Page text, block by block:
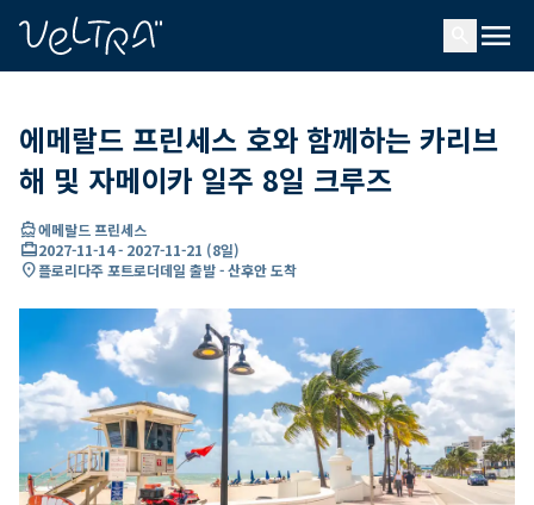
menu
에메랄드 프린세스 호와 함께하는 카리브
해 및 자메이카 일주 8일 크루즈
directions_boat에메랄드 프린세스
card_travel2027-11-14- 2027-11-21 (8일)
location_on플로리다주 포트로더데일 출발 - 산후안 도착